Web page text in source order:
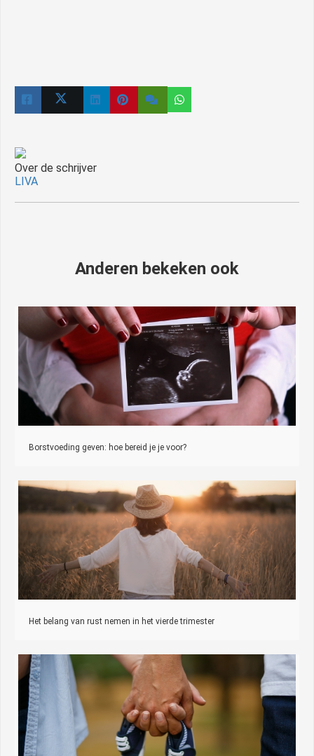
Over de schrijver
LIVA
Anderen bekeken ook
Borstvoeding geven: hoe bereid je je voor?
Het belang van rust nemen in het vierde trimester